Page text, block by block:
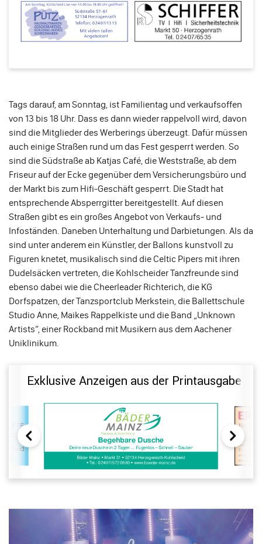
Tags darauf, am Sonntag, ist Familientag und verkaufsoffen
von 13 bis 18 Uhr. Dass es dann wieder rappelvoll wird, davon
sind die Mitglieder des Werberings überzeugt. Dafür müssen
auch einige Straßen rund um das Fest gesperrt werden. So
sind die Südstraße ab Katjas Café, die Weststraße, ab dem
Friseur auf der Ecke gegenüber dem Versicherungsbüro und
der Markt bis zum Hifi-Geschäft gesperrt. Die Stadt hat
entsprechende Absperrgitter bereitgestellt. Auf diesen
Straßen gibt es ein großes Angebot von Verkaufs- und
Infoständen. Daneben Unterhaltung und Darbietungen. Als da
sind unter anderem ein Künstler, der Ballons kunstvoll zu
Figuren knetet, musikalisch sind die Celtic Pipers mit ihren
Dudelsäcken vertreten, die Kohlscheider Tanzfreunde sind
ebenso dabei wie die Cheerleader Richterich, die KG
Dorfspatzen, der Tanzsportclub Merkstein, die Ballettschule
Studio Anne, Maikes Rappelkiste und die Band „Unknown
Artists“, einer Rockband mit Musikern aus dem Aachener
Uniklinikum.
Exklusive Anzeigen aus der Printausgabe